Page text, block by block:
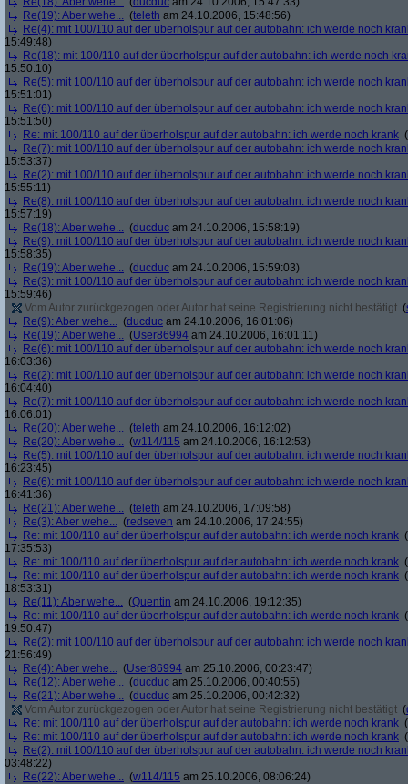
Re(19): Aber wehe... (teleth am 24.10.2006, 15:48:56)
Re(4): mit 100/110 auf der überholspur auf der autobahn: ich werde noch
15:49:48)
Re(18): mit 100/110 auf der überholspur auf der autobahn: ich werde noch
15:50:10)
Re(5): mit 100/110 auf der überholspur auf der autobahn: ich werde noch
15:51:01)
Re(6): mit 100/110 auf der überholspur auf der autobahn: ich werde noch
15:51:50)
Re: mit 100/110 auf der überholspur auf der autobahn: ich werde noch krank (
Re(7): mit 100/110 auf der überholspur auf der autobahn: ich werde noch
15:53:37)
Re(2): mit 100/110 auf der überholspur auf der autobahn: ich werde noch
15:55:11)
Re(8): mit 100/110 auf der überholspur auf der autobahn: ich werde noch
15:57:19)
Re(18): Aber wehe... (ducduc am 24.10.2006, 15:58:19)
Re(9): mit 100/110 auf der überholspur auf der autobahn: ich werde noch
15:58:35)
Re(19): Aber wehe... (ducduc am 24.10.2006, 15:59:03)
Re(3): mit 100/110 auf der überholspur auf der autobahn: ich werde noch
15:59:46)
Vom Autor zurückgezogen oder Autor hat seine Registrierung nicht bestätigt (
Re(9): Aber wehe... (ducduc am 24.10.2006, 16:01:06)
Re(19): Aber wehe... (User86994 am 24.10.2006, 16:01:11)
Re(6): mit 100/110 auf der überholspur auf der autobahn: ich werde noch
16:03:36)
Re(2): mit 100/110 auf der überholspur auf der autobahn: ich werde noch
16:04:40)
Re(7): mit 100/110 auf der überholspur auf der autobahn: ich werde noch
16:06:01)
Re(20): Aber wehe... (teleth am 24.10.2006, 16:12:02)
Re(20): Aber wehe... (w114/115 am 24.10.2006, 16:12:53)
Re(5): mit 100/110 auf der überholspur auf der autobahn: ich werde noch
16:23:45)
Re(6): mit 100/110 auf der überholspur auf der autobahn: ich werde noch
16:41:36)
Re(21): Aber wehe... (teleth am 24.10.2006, 17:09:58)
Re(3): Aber wehe... (redseven am 24.10.2006, 17:24:55)
Re: mit 100/110 auf der überholspur auf der autobahn: ich werde noch krank (
17:35:53)
Re: mit 100/110 auf der überholspur auf der autobahn: ich werde noch krank (
Re: mit 100/110 auf der überholspur auf der autobahn: ich werde noch krank (
18:53:31)
Re(11): Aber wehe... (Quentin am 24.10.2006, 19:12:35)
Re: mit 100/110 auf der überholspur auf der autobahn: ich werde noch krank (
19:50:47)
Re(2): mit 100/110 auf der überholspur auf der autobahn: ich werde noch
21:56:49)
Re(4): Aber wehe... (User86994 am 25.10.2006, 00:23:47)
Re(12): Aber wehe... (ducduc am 25.10.2006, 00:40:55)
Re(21): Aber wehe... (ducduc am 25.10.2006, 00:42:32)
Vom Autor zurückgezogen oder Autor hat seine Registrierung nicht bestätigt (
Re: mit 100/110 auf der überholspur auf der autobahn: ich werde noch krank (
Re: mit 100/110 auf der überholspur auf der autobahn: ich werde noch krank (
Re(2): mit 100/110 auf der überholspur auf der autobahn: ich werde noch
03:48:22)
Re(22): Aber wehe... (w114/115 am 25.10.2006, 08:06:24)